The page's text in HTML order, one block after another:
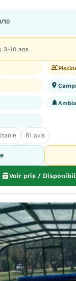
10
3-10 ans
81 avis
Voir prix /